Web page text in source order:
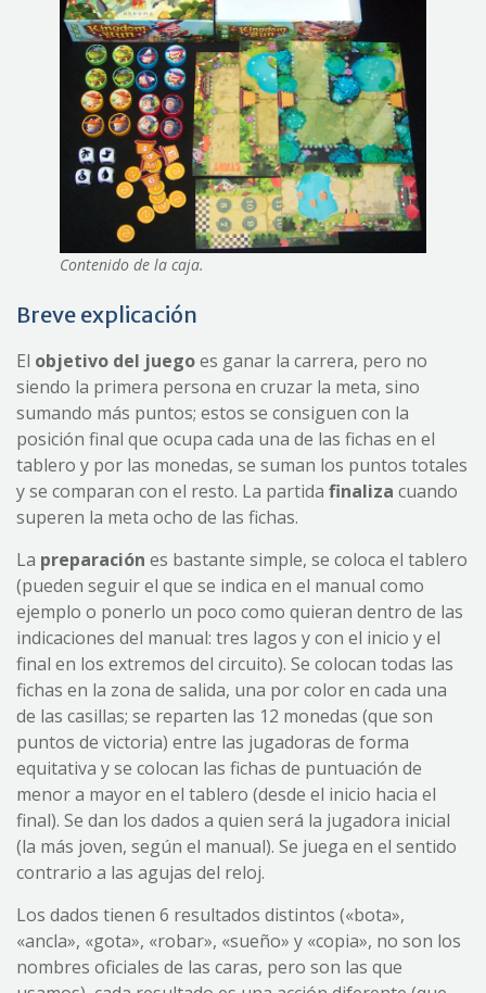
Contenido de la caja.
Breve explicación
El objetivo del juegoes ganar la carrera, pero no
siendo la primera persona en cruzar la meta, sino
sumando más puntos; estos se consiguen con la
posición final que ocupa cada una de las fichas en el
tablero y por las monedas, se suman los puntos totales
y se comparan con el resto. La partida finaliza cuando
superen la meta ocho de las fichas.
La preparación es bastante simple, se coloca el tablero
(pueden seguir el que se indica en el manual como
ejemplo o ponerlo un poco como quieran dentro de las
indicaciones del manual: tres lagos y con el inicio y el
final en los extremos del circuito). Se colocan todas las
fichas en la zona de salida, una por color en cada una
de las casillas; se reparten las 12 monedas (que son
puntos de victoria) entre las jugadoras de forma
equitativa y se colocan las fichas de puntuación de
menor a mayor en el tablero (desde el inicio hacia el
final). Se dan los dados a quien será la jugadora inicial
(la más joven, según el manual). Se juega en el sentido
contrario a las agujas del reloj.
Los dados tienen 6 resultados distintos («bota»,
«ancla», «gota», «robar», «sueño» y «copia», no son los
nombres oficiales de las caras, pero son las que